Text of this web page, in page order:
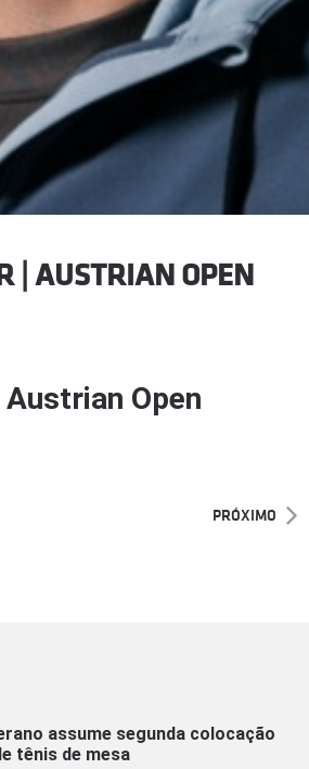
| AUSTRIAN OPEN
Open
PRÓXIMO
assume segunda colocação
tênis de mesa